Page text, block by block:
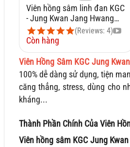
Viên hồng sâm linh đan KGC
- Jung Kwan Jang Hwang
Jin Dan 4g x 30 viên
(Reviews: 4)
Còn hàng
Viên Hồng Sâm KGC Jung
100% dễ dàng sử dụng, tiện
căng thẳng, stress, dùng cho
kháng...
Thành Phần Chính Của Viên
Viên hồng sâm KGC Jung